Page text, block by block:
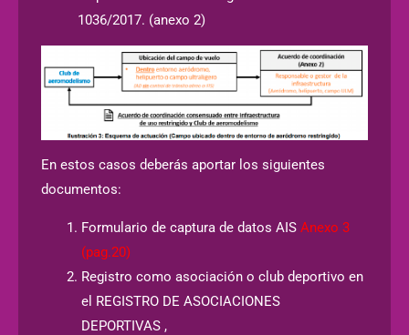
1036/2017. (anexo 2)
En estos casos deberás aportar los siguientes
documentos:
Formulario de captura de datos AIS Anexo 3
(pag.20)
Registro como asociación o club deportivo en
el REGISTRO DE ASOCIACIONES
DEPORTIVAS ,